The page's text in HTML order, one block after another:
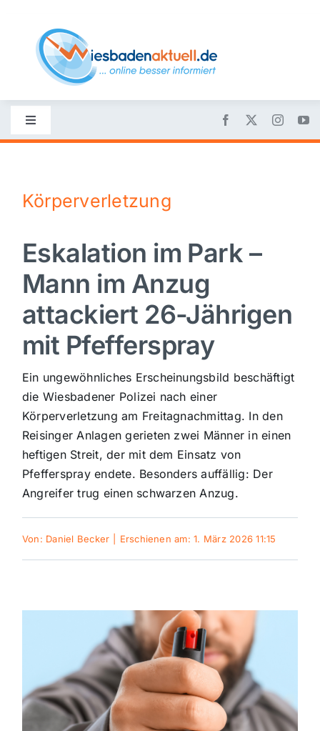
content
Toggle
Navigation
Nachrichten
Politik
Wirtschaft
Sport
Kultur
Panorama
Mein Stadtteil
Galerie
Polizeimeldungen
Themen und Termine
Gewinnspiele
Körperverletzung
Eskalation im Park –
Mann im Anzug
attackiert 26-Jährigen
mit Pfefferspray
Ein ungewöhnliches Erscheinungsbild beschäftigt
die Wiesbadener Polizei nach einer
Körperverletzung am Freitagnachmittag. In den
Reisinger Anlagen gerieten zwei Männer in einen
heftigen Streit, der mit dem Einsatz von
Pfefferspray endete. Besonders auffällig: Der
Angreifer trug einen schwarzen Anzug.
Von: Daniel Becker Erschienen am: 1. März 2026 11:15